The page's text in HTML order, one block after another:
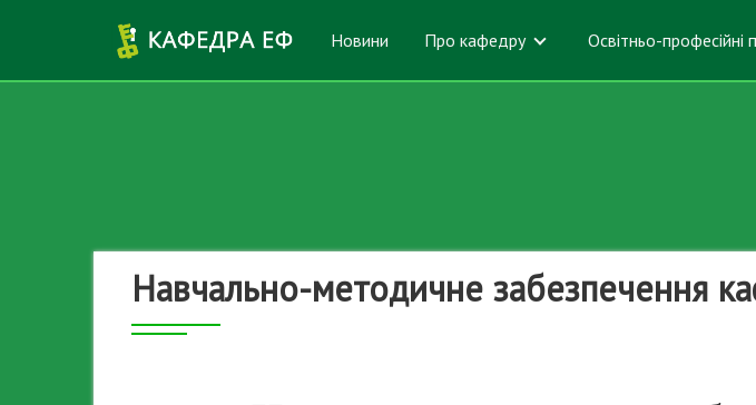
Новини
Про кафедру Освітньо-професійні
Навчально-методичне забезпечення